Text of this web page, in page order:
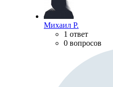
Михаил Р.
1 ответ
0 вопросов